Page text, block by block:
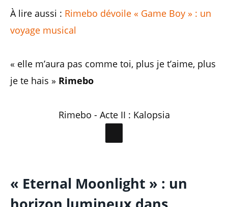
À lire aussi : Rimebo dévoile « Game Boy » : un
voyage musical
« elle m’aura pas comme toi, plus je t’aime, plus
je te hais » Rimebo
Rimebo - Acte II : Kalopsia
« Eternal Moonlight » : un